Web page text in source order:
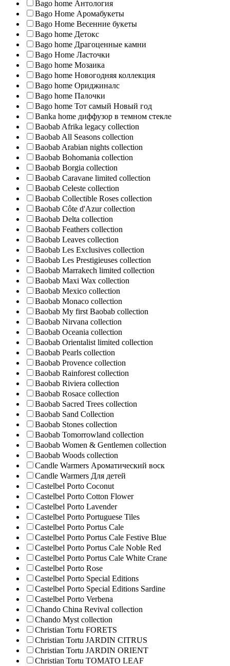
Bago home Антология
Bago Home Аромабукеты
Bago Home Весенние букеты
Bago home Детокс
Bago home Драгоценные камни
Bago Home Ласточки
Bago home Мозаика
Bago home Новогодняя коллекция
Bago home Ориджиналс
Bago home Палочки
Bago home Тот самый Новый год
Banka home диффузор в темном стекле
Baobab Afrika legacy collection
Baobab All Seasons collection
Baobab Arabian nights collection
Baobab Bohomania collection
Baobab Borgia collection
Baobab Caravane limited collection
Baobab Celeste collection
Baobab Collectible Roses collection
Baobab Côte d'Azur collection
Baobab Delta collection
Baobab Feathers collection
Baobab Leaves collection
Baobab Les Exclusives collection
Baobab Les Prestigieuses collection
Baobab Marrakech limited collection
Baobab Maxi Wax collection
Baobab Mexico collection
Baobab Monaco collection
Baobab My first Baobab collection
Baobab Nirvana collection
Baobab Oceania collection
Baobab Orientalist limited collection
Baobab Pearls collection
Baobab Provence collection
Baobab Rainforest collection
Baobab Riviera collection
Baobab Rosace collection
Baobab Sacred Trees collection
Baobab Sand Collection
Baobab Stones collection
Baobab Tomorrowland collection
Baobab Women & Gentlemen collection
Baobab Woods collection
Candle Warmers Ароматический воск
Candle Warmers Для детей
Castelbel Porto Coconut
Castelbel Porto Cotton Flower
Castelbel Porto Lavender
Castelbel Porto Portuguese Tiles
Castelbel Porto Portus Cale
Castelbel Porto Portus Cale Festive Blue
Castelbel Porto Portus Cale Noble Red
Castelbel Porto Portus Cale White Crane
Castelbel Porto Rose
Castelbel Porto Special Editions
Castelbel Porto Special Editions Sardine
Castelbel Porto Verbena
Chando China Revival collection
Chando Myst collection
Christian Tortu FORETS
Christian Tortu JARDIN CITRUS
Christian Tortu JARDIN ORIENT
Christian Tortu TOMATO LEAF